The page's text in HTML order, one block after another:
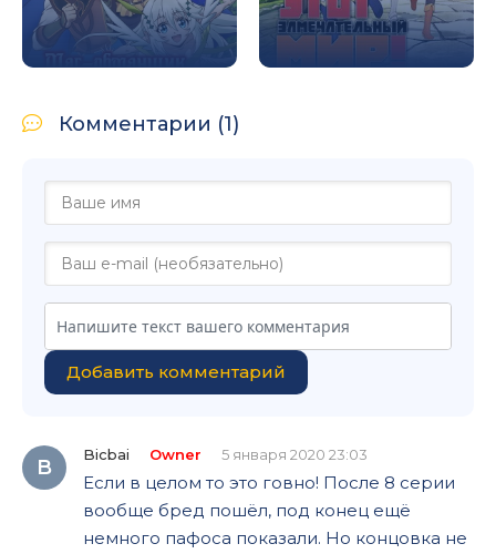
Комментарии (1)
Добавить комментарий
B
Bicbai Owner 5 января 2020 23:03
Если в целом то это говно! После 8 серии
вообще бред пошёл, под конец ещё
немного пафоса показали. Но концовка не